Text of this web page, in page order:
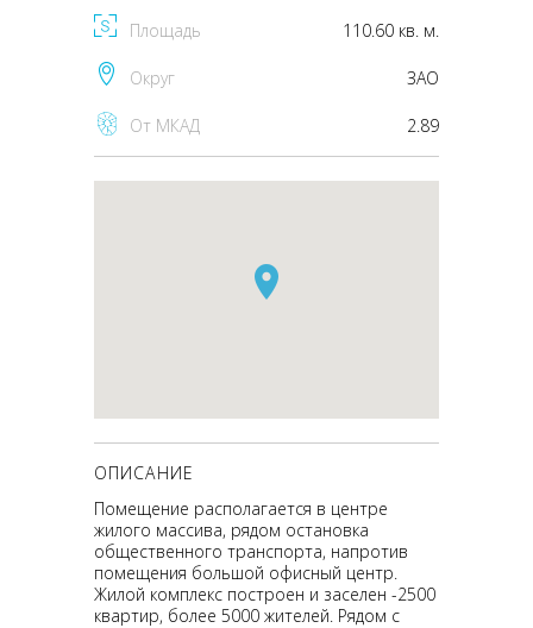
Площадь 110.60 кв. м.
Округ ЗАО
От МКАД 2.89
ОПИСАНИЕ
Помещение располагается в центре
жилого массива, рядом остановка
общественного транспорта, напротив
помещения большой офисный центр.
Жилой комплекс построен и заселен -2500
квартир, более 5000 жителей. Рядом с